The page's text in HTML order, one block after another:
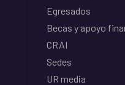
Egresados
Becas y apoyo
CRAI
Sedes
UR media